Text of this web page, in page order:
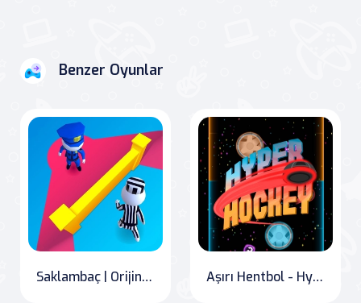
Benzer Oyunlar
Saklambaç | Orijinal HNS Stickman Oyunu Aşırı Hentbol - Hyper Hockey